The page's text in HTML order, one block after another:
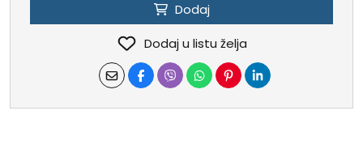
Dodaj
Dodaj u listu želja